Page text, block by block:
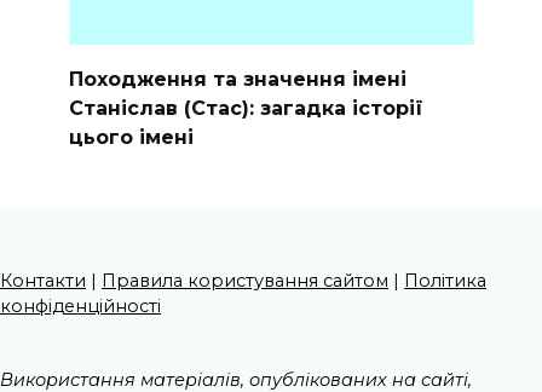
Походження та значення імені
Станіслав (Стас): загадка історії
цього імені
Контакти | Правила користування сайтом | Політика
конфіденційності
Використання матеріалів, опублікованих на сайті,